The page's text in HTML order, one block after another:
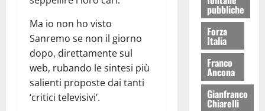
Ma io non ho visto
Sanremo se non il giorno
dopo, direttamente sul
web, rubando le sintesi più
salienti proposte dai tanti
‘critici televisivi’.
pubbliche
Forza
Italia
Franco
Ancona
Gianfranco
Chiarelli